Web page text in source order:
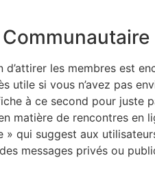
d’attirer les membres est
utile si vous n’avez pas
à ce second pour
matière de rencontres en
» qui suggest aux
messages privés ou